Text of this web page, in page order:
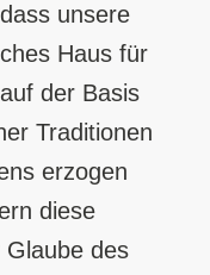
unsere
Haus für
der Basis
Traditionen
erzogen
diese
des